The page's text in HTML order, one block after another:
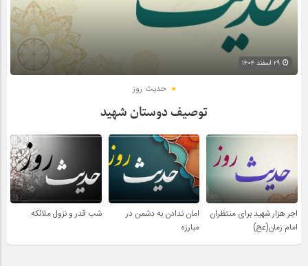
حدیث روز
توصیف دوستان شهید
اجر هزار شهید برای منتظران
امام زمان(عج)
امان ندادن به دشمن در
مبارزه
شب قدر و نزول ملائکه